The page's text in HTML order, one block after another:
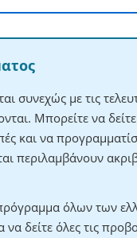
συνεχώς με τις
Μπορείτε να
και να
περιλαμβάνουν
όλων των
να δείτε όλες τις